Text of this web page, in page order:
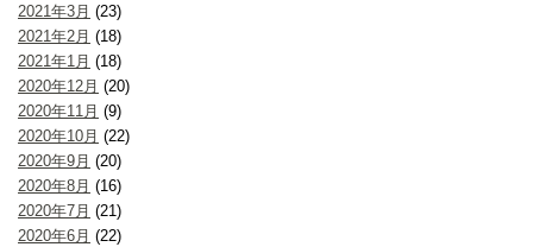
2021年3月 (23)
2021年2月 (18)
2021年1月 (18)
2020年12月 (20)
2020年11月 (9)
2020年10月 (22)
2020年9月 (20)
2020年8月 (16)
2020年7月 (21)
2020年6月 (22)